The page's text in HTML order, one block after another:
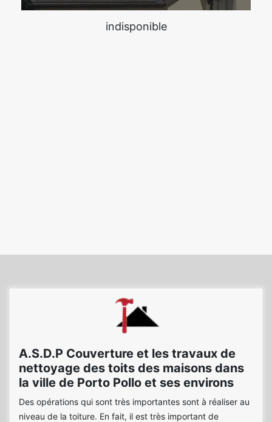
indisponible
A.S.D.P Couverture et les travaux de
nettoyage des toits des maisons dans
la ville de Porto Pollo et ses environs
Des opérations qui sont très importantes sont à réaliser au
niveau de la toiture. En fait, il est très important de